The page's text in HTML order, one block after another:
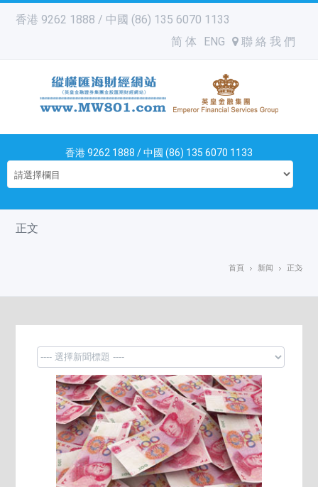
香港 9262 1888 / 中國 (86) 135 6070 1133
简 体
ENG 聯 絡 我 們
香港 9262 1888 / 中國 (86) 135 6070 1133
正文
首頁 新闻 正文